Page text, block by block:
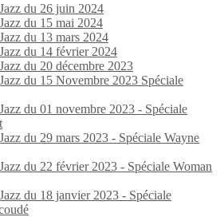
du 26 juin 2024
du 15 mai 2024
du 13 mars 2024
du 14 février 2024
du 20 décembre 2023
du 15 Novembre 2023 Spéciale
du 01 novembre 2023 - Spéciale
du 29 mars 2023 - Spéciale Wayne
du 22 février 2023 - Spéciale Woman
du 18 janvier 2023 - Spéciale